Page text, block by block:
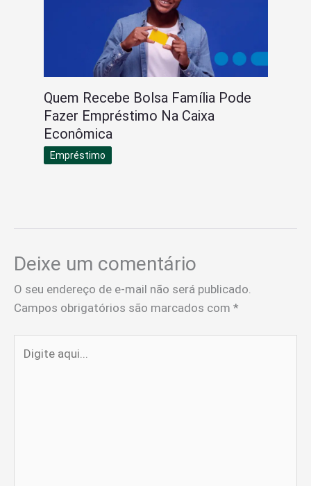
Quem Recebe Bolsa Família Pode
Fazer Empréstimo Na Caixa
Econômica
Empréstimo
Deixe um comentário
O seu endereço de e-mail não será publicado.
Campos obrigatórios são marcados com *
aqui...